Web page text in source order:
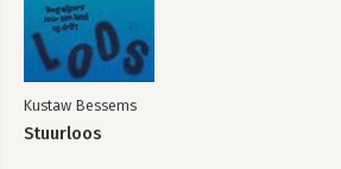
Kustaw Bessems
Stuurloos